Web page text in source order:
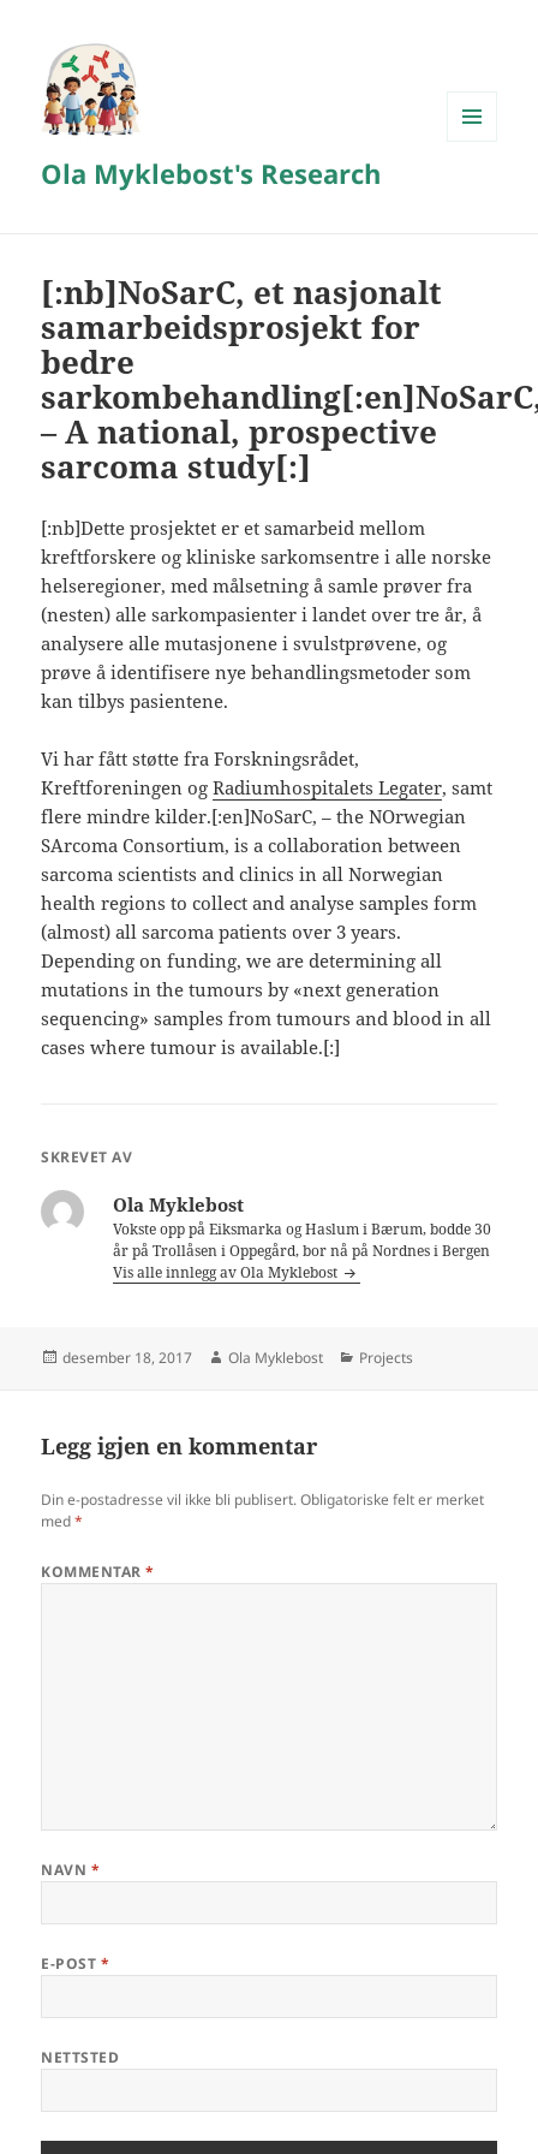
Ola Myklebost's Research
[:nb]NoSarC, et nasjonalt
samarbeidsprosjekt for
bedre
– A national, prospective
sarcoma study[:]
[:nb]Dette prosjektet er et samarbeid mellom
kreftforskere og kliniske sarkomsentre i alle norske
helseregioner, med målsetning å samle prøver fra
(nesten) alle sarkompasienter i landet over tre år, å
analysere alle mutasjonene i svulstprøvene, og
prøve å identifisere nye behandlingsmetoder som
kan tilbys pasientene.
Vi har fått støtte fra Forskningsrådet,
Kreftforeningen ogRadiumhospitalets Legater, samt
flere mindre kilder.[:en]NoSarC, – the NOrwegian
SArcoma Consortium, is a collaboration between
sarcoma scientists and clinics in all Norwegian
health regions to collect and analyse samples form
(almost) all sarcoma patients over 3 years.
Depending on funding, we are determining all
mutations in the tumours by «next generation
sequencing» samples from tumours and blood in all
cases where tumour is available.[:]
SKREVET AV
Ola Myklebost
Vokste opp på Eiksmarka og Haslum i Bærum, bodde 30
år på Trollåsen i Oppegård, bor nå på Nordnes i Bergen
Vis alle innlegg av Ola Myklebost
Publisert
desember 18, 2017 Forfatter
Ola Myklebost Kategorier
Projects
Legg igjen en kommentar
Din e-postadresse vil ikke bli publisert. Obligatoriske felt er merket
med*
KOMMENTAR*
NAVN *
E-POST *
NETTSTED